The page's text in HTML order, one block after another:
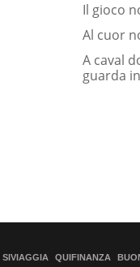
Il gioco
Al cuor
A caval
guarda
SIVIAGGIA QUIFINANZA